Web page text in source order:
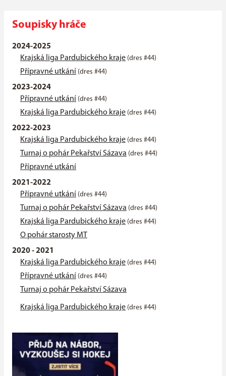
Soupisky hráče
2024-2025
Krajská liga Pardubického kraje (dres #44)
Přípravné utkání (dres #44)
2023-2024
Přípravné utkání (dres #44)
Krajská liga Pardubického kraje (dres #44)
2022-2023
Krajská liga Pardubického kraje (dres #44)
Turnaj o pohár Pekařství Sázava (dres #44)
Přípravné utkání
2021-2022
Přípravné utkání (dres #44)
Turnaj o pohár Pekařství Sázava (dres #44)
Krajská liga Pardubického kraje (dres #44)
O pohár starosty MT
2020 - 2021
Krajská liga Pardubického kraje (dres #44)
Přípravné utkání (dres #44)
Turnaj o pohár Pekařství Sázava
Krajská liga Pardubického kraje (dres #44)